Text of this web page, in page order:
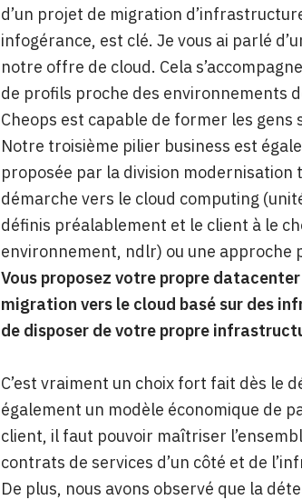
d’un projet de migration
infogérance, est clé. Je vous ai parlé
notre offre de cloud. Cela
de profils proche des environnements
Cheops est capable de former les
Notre troisième pilier business est
proposée par la division modernisation
démarche vers le cloud computing
définis préalablement et le client à le
environnement, ndlr) ou une approche
Vous proposez votre propre
migration vers le cloud basé sur des
de disposer de votre propre
C’est vraiment un choix fort fait dès le
également un modèle économique de
client, il faut pouvoir maîtriser
contrats de services d’un côté et de
De plus, nous avons observé que la